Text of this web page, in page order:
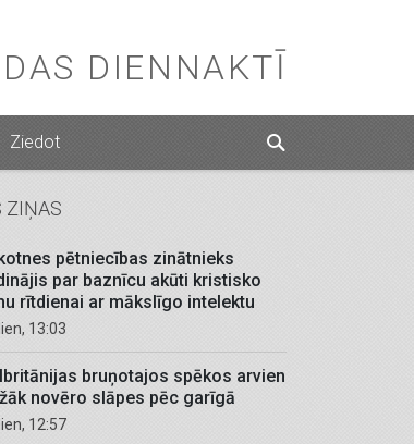
DIENNAKTĪ
Ziedot
ZIŅAS
pētniecības zinātnieks
par baznīcu akūti kristisko
rītdienai ar mākslīgo intelektu
13:03
bruņotajos spēkos arvien
novēro slāpes pēc garīgā
12:57